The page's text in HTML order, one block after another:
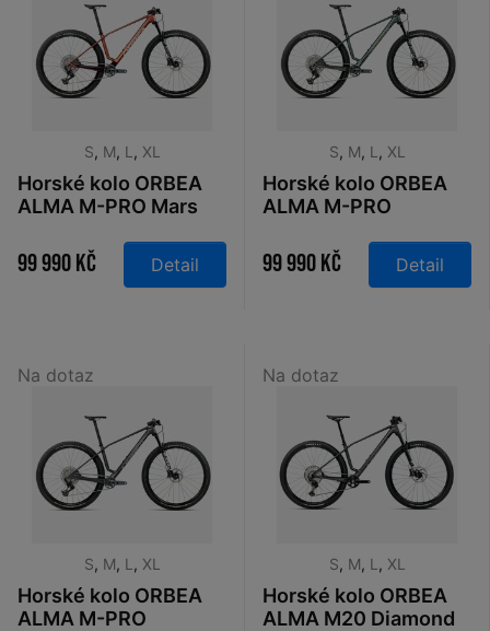
S, M, L , XL
Horské kolo ORBEA
ALMA M-PRO Mars
Burgundy Red 2026
99 990 Kč Detail
S, M, L , XL
Horské kolo ORBEA
ALMA M-PRO
View 2026
99 990 Kč Detail
Na dotaz
S, M, L , XL
Horské kolo ORBEA
ALMA M-PRO
Na dotaz
S, M, L , XL
Horské kolo ORBEA
ALMA M20 Diamond